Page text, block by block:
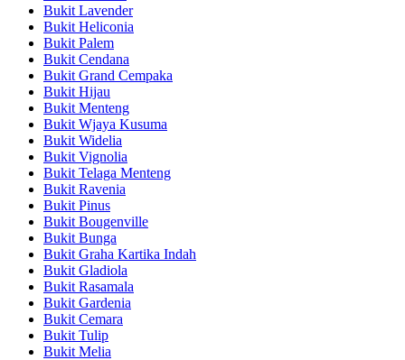
Bukit Lavender
Bukit Heliconia
Bukit Palem
Bukit Cendana
Bukit Grand Cempaka
Bukit Hijau
Bukit Menteng
Bukit Wjaya Kusuma
Bukit Widelia
Bukit Vignolia
Bukit Telaga Menteng
Bukit Ravenia
Bukit Pinus
Bukit Bougenville
Bukit Bunga
Bukit Graha Kartika Indah
Bukit Gladiola
Bukit Rasamala
Bukit Gardenia
Bukit Cemara
Bukit Tulip
Bukit Melia